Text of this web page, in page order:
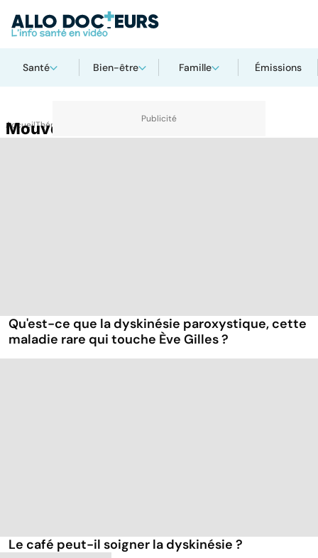
Santé Bien-être Famille Émissions
AccueilThématiques
Mouvements anormaux
Qu'est-ce que la dyskinésie paroxystique, cette
maladie rare qui touche Ève Gilles ?
Le café peut-il soigner la dyskinésie ?